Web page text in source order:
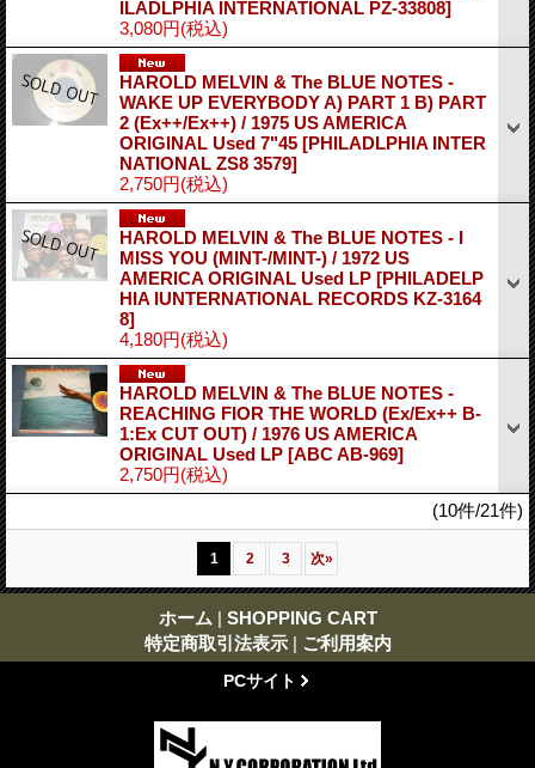
ILADLPHIA INTERNATIONAL PZ-33808]
3,080円(税込)
HAROLD MELVIN & The BLUE NOTES -
WAKE UP EVERYBODY A) PART 1 B) PART
2 (Ex++/Ex++) / 1975 US AMERICA
ORIGINAL Used 7"45 [PHILADLPHIA INTER
NATIONAL ZS8 3579]
2,750円(税込)
HAROLD MELVIN & The BLUE NOTES - I
MISS YOU (MINT-/MINT-) / 1972 US
AMERICA ORIGINAL Used LP [PHILADELP
HIA IUNTERNATIONAL RECORDS KZ-3164
8]
4,180円(税込)
HAROLD MELVIN & The BLUE NOTES -
REACHING FIOR THE WORLD (Ex/Ex++ B-
1:Ex CUT OUT) / 1976 US AMERICA
ORIGINAL Used LP [ABC AB-969]
2,750円(税込)
(10件/21件)
1 2 3 次»
ホーム | SHOPPING CART
特定商取引法表示 | ご利用案内
PCサイト